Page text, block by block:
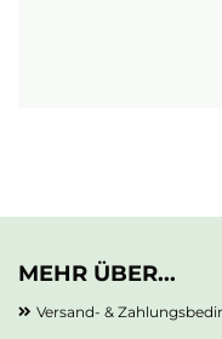
MEHR ÜBER...
Versand- &